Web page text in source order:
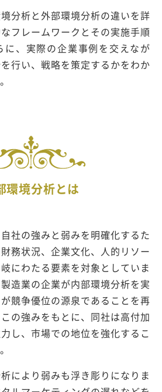
分析と外部環境分析の違いを詳
フレームワークとその実施手順
に、実際の企業事例を交えなが
行い、戦略を策定するかをわか
環境分析とは
社の強みと弱みを明確化するた
務状況、企業文化、人的リソー
にわたる要素を対象としていま
造業の企業が内部環境分析を実
競争優位の源泉であることを再
の強みをもとに、同社は高付加
し、市場での地位を強化するこ
により弱みも浮き彫りになりま